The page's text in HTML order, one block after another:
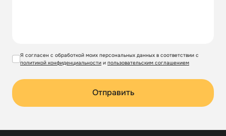
Я согласен с обработкой моих персональных данных в соответствии с
политикой конфиденциальности и пользовательским соглашением
Отправить